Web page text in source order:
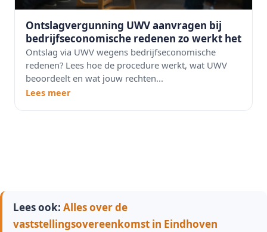
Ontslagvergunning UWV aanvragen bij
bedrijfseconomische redenen zo werkt het
Ontslag via UWV wegens bedrijfseconomische
redenen? Lees hoe de procedure werkt, wat UWV
beoordeelt en wat jouw rechten...
Lees meer
Lees ook: Alles over de
vaststellingsovereenkomst in Eindhoven